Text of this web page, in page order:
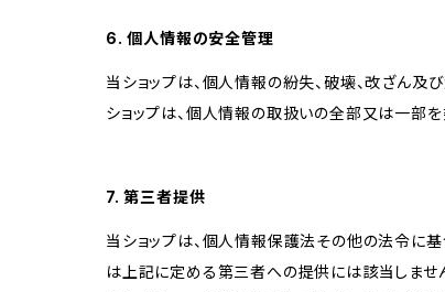
6. 個人情報の安全管理
当ショップは、個人情報の紛失、破壊、改ざん及
ショップは、個人情報の取扱いの全部又は一部
7. 第三者提供
当ショップは、個人情報保護法その他の法令に
は上記に定める第三者への提供には該当しませ